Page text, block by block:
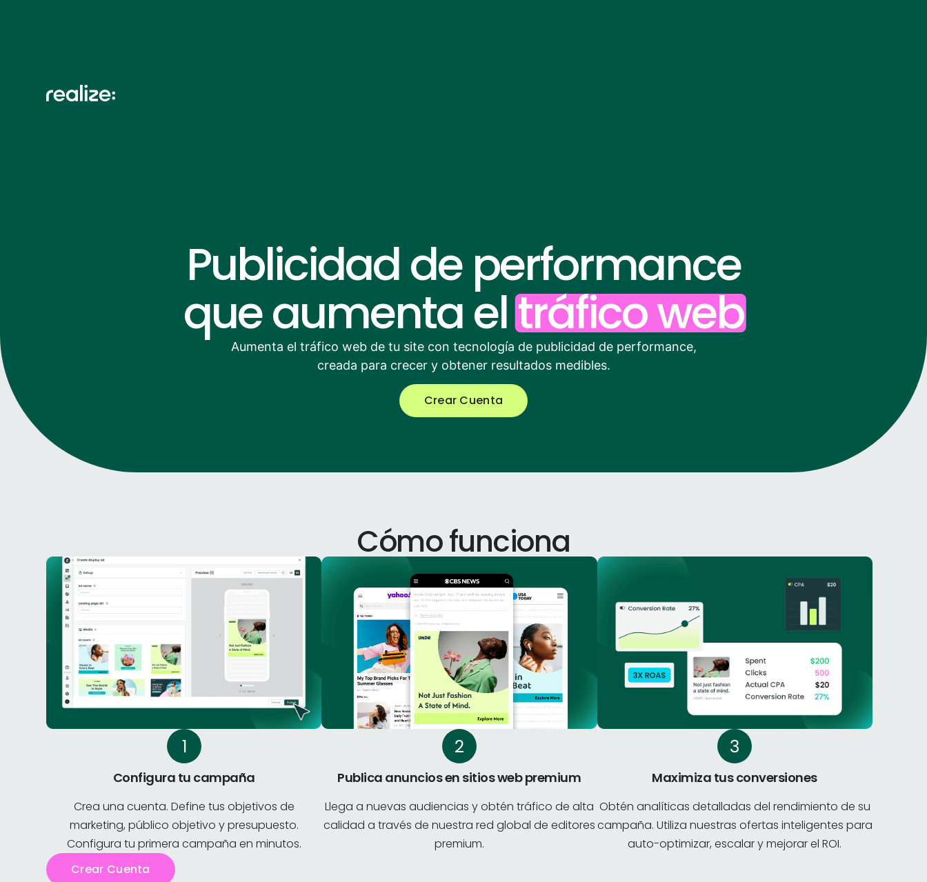
Publicidad de performance
que aumenta eltráfico web
Aumenta el tráfico web de tu site con tecnología de publicidad de performance,
creada para crecer y obtener resultados medibles.
Crear Cuenta
Cómo funciona
Configura tu campaña
Crea una cuenta. Define tus objetivos de
marketing, público objetivo y presupuesto.
Configura tu primera campaña en minutos.
Publica anuncios en sitios web premium
Llega a nuevas audiencias y obtén tráfico de alta
calidad a través de nuestra red global de editores
premium.
Maximiza tus conversiones
Obtén analíticas detalladas del rendimiento de su
campaña. Utiliza nuestras ofertas inteligentes para
auto-optimizar, escalar y mejorar el ROI.
Crear Cuenta